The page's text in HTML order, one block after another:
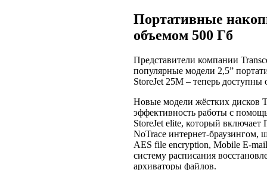
Портативные
объемом 500 Гб
Представители компании
популярные модели 2,5”
StoreJet 25M – теперь
Новые модели жёстких дисков
эффективность работы с
StoreJet elite, который
NoTrace интернет-
AES file encryption, Mobile E-
систему расписания
архиваторы файлов.